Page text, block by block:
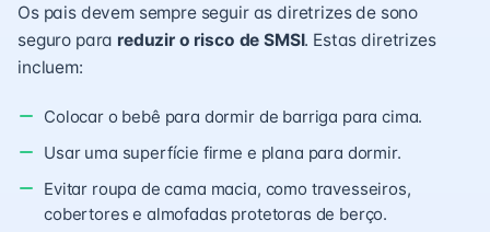
Os pais devem sempre seguir as diretrizes de sono
seguro para reduzir o risco de SMSI. Estas diretrizes
incluem:
Colocar o bebê para dormir de barriga para cima.
Usar uma superfície firme e plana para dormir.
Evitar roupa de cama macia, como travesseiros,
cobertores e almofadas protetoras de berço.